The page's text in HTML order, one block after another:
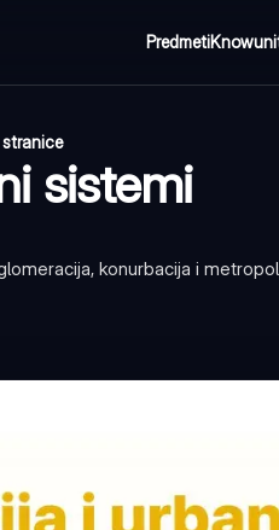
Predmeti
sistemi
konurbacija i